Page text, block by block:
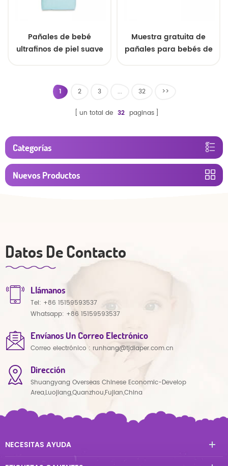
Pañales de bebé
ultrafinos de piel suave
Muestra gratuita de
pañales para bebés de
1 2 3 ... 32 >>
un total de 32 paginas
Categorías
Nuevos Productos
Datos De Contacto
Llámanos
Tel: +86 15159593537
Whatsapp: +86 15159593537
Envíanos Un Correo Electrónico
Correo electrónico : runhang@tjdiaper.com.cn
Dirección
Shuangyang Overseas Chinese Economic-Develop
Area,Luojiang,Quanzhou,Fujian,China
NECESITAS AYUDA